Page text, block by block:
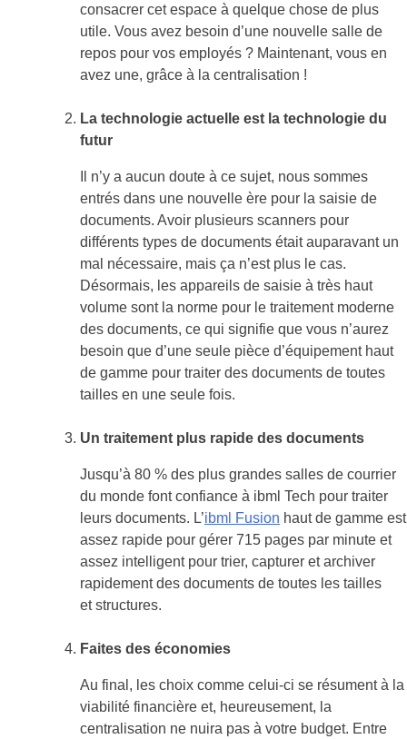
consacrer cet espace à quelque chose de plus
utile. Vous avez besoin d’une nouvelle salle de
repos pour vos employés ? Maintenant, vous en
avez une, grâce à la centralisation !
La technologie actuelle est la technologie du
futur
Il n’y a aucun doute à ce sujet, nous sommes
entrés dans une nouvelle ère pour la saisie de
documents. Avoir plusieurs scanners pour
différents types de documents était auparavant un
mal nécessaire, mais ça n’est plus le cas.
Désormais, les appareils de saisie à très haut
volume sont la norme pour le traitement moderne
des documents, ce qui signifie que vous n’aurez
besoin que d’une seule pièce d’équipement haut
de gamme pour traiter des documents de toutes
tailles en une seule fois.
Un traitement plus rapide des documents
Jusqu’à 80 % des plus grandes salles de courrier
du monde font confiance à ibml Tech pour traiter
leurs documents. L’ibml Fusion haut de gamme est
assez rapide pour gérer 715 pages par minute et
assez intelligent pour trier, capturer et archiver
rapidement des documents de toutes les tailles
et structures.
Faites des économies
Au final, les choix comme celui-ci se résument à la
viabilité financière et, heureusement, la
centralisation ne nuira pas à votre budget. Entre